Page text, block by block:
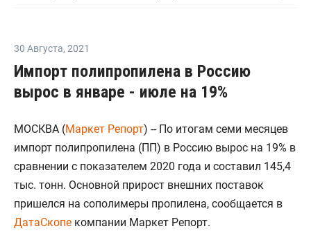
30 Августа, 2021
Импорт полипропилена в Россию
вырос в январе - июле на 19%
МОСКВА (Маркет Репорт) -- По итогам семи месяцев
импорт полипропилена (ПП) в Россию вырос на 19% в
сравнении с показателем 2020 года и составил 145,4
тыс. тонн. Основной прирост внешних поставок
пришелся на сополимеры пропилена, сообщается в
ДатаСкопе компании Маркет Репорт.